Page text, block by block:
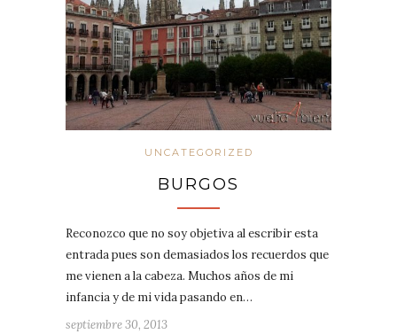
UNCATEGORIZED
BURGOS
Reconozco que no soy objetiva al escribir esta
entrada pues son demasiados los recuerdos que
me vienen a la cabeza. Muchos años de mi
infancia y de mi vida pasando en…
septiembre 30, 2013